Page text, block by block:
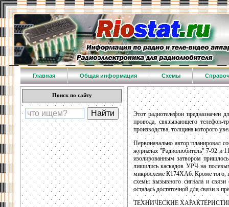
Главная Общая информация Схемы
Поиск по сайту
Этот радиотелефон предназначен
провода, связывающего телефон-
производства, толщина которого
Первоначально автор планировал
журналах "Радиолюбитель" 7-92 и
изолированным затвором
лишились каскадов УРЧ на
микросхеме К174ХА6. Кроме того, в
схемы вызывного сигнала и связи
осталась достаточной для связи в
ТЕХНИЧЕСКИЕ